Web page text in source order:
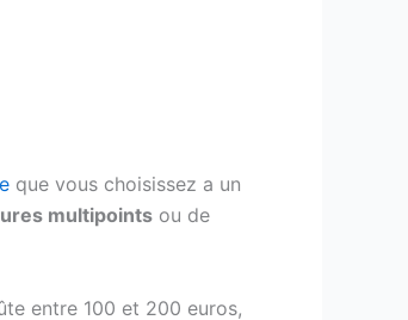
que vous choisissez a un
multipoints ou de
entre 100 et 200 euros,